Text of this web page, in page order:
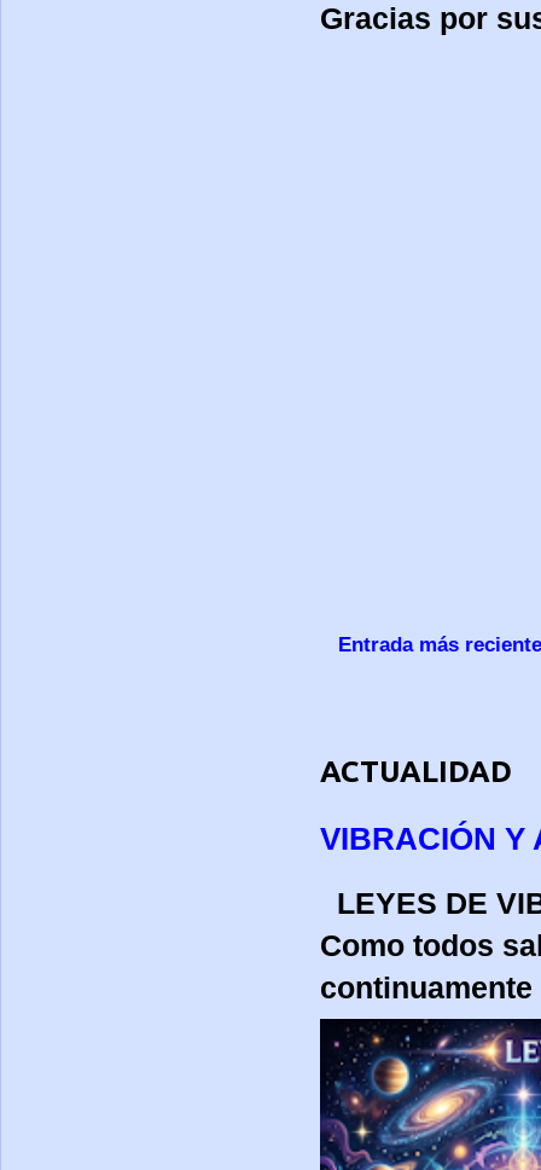
Gracias por
Entrada más reciente
ACTUALIDAD
VIBRACIÓN Y
LEYES
Como todos